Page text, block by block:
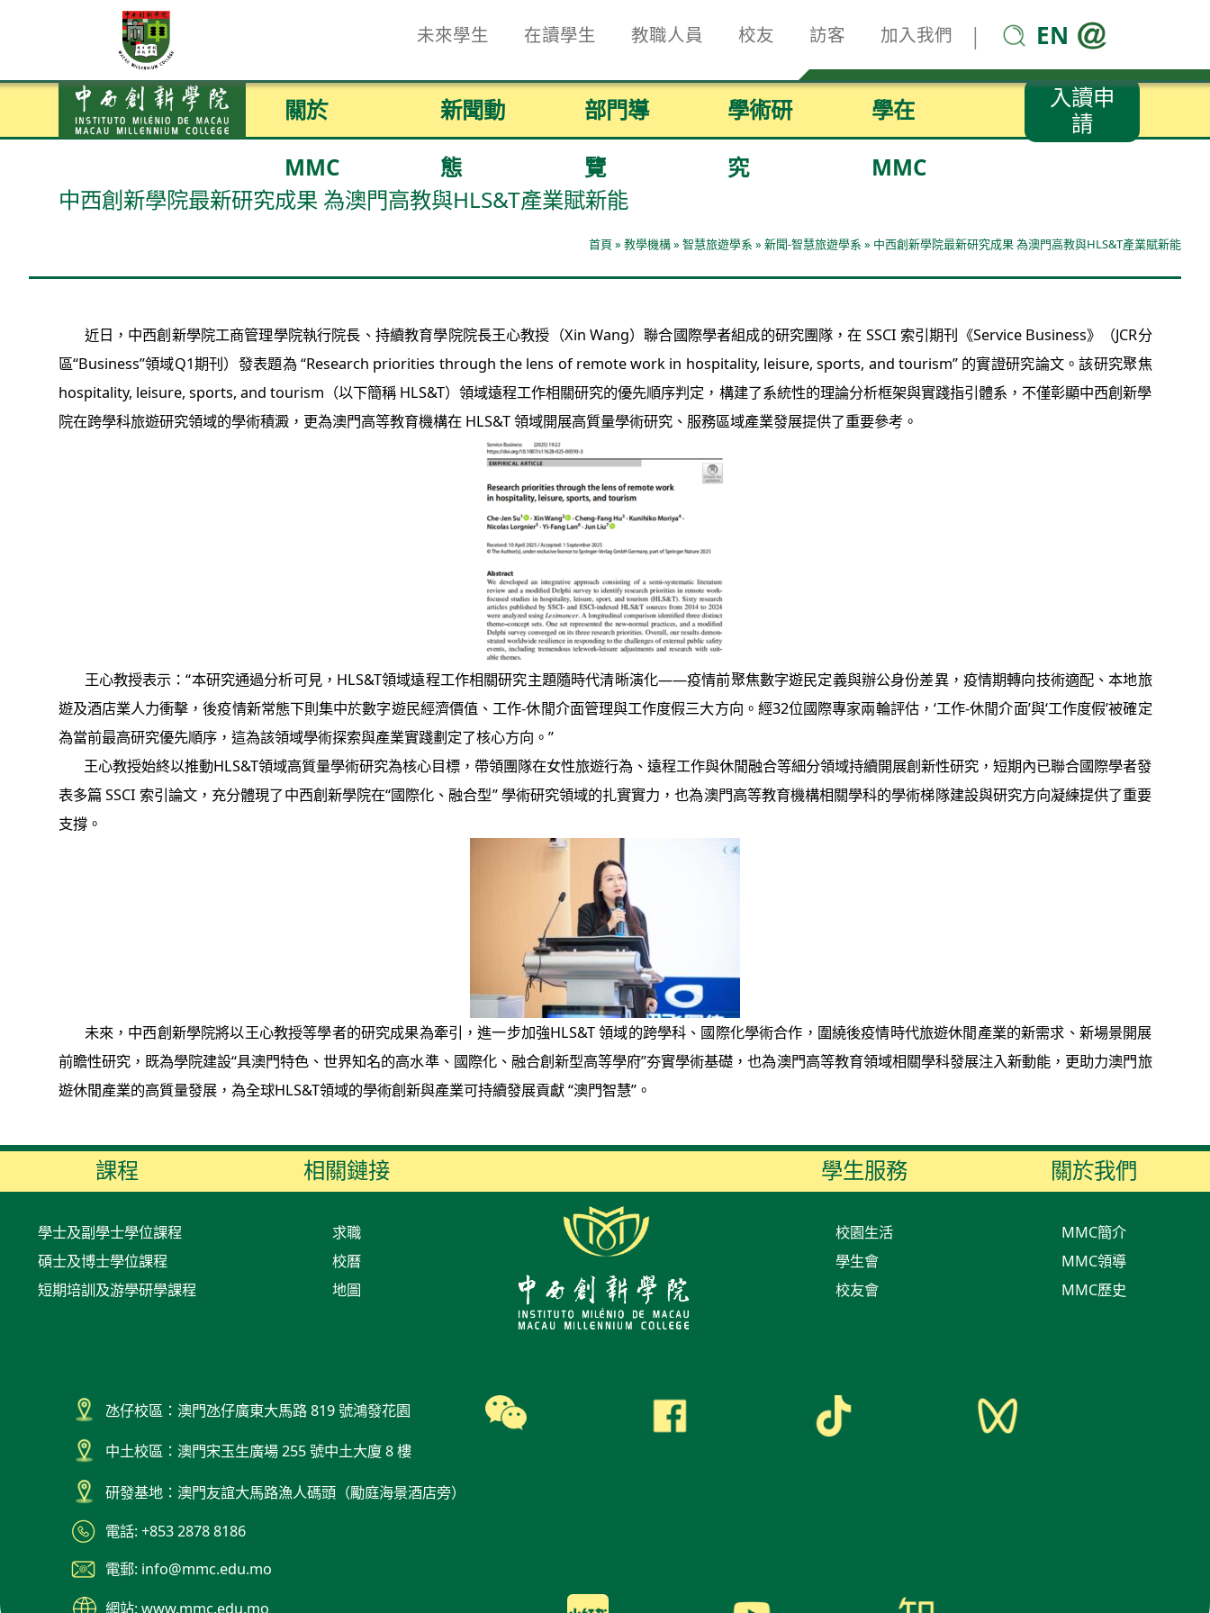
未來學生 在讀學生 教職人員 校友 訪客 加入我們 | EN
關於
MMC
新聞動
態
部門導
覽
學術研
究
學在
MMC
入讀申
請
中西創新學院最新研究成果 為澳門高教與HLS&T產業賦新能
首頁 » 教學機構» 智慧旅遊學系 » 新聞-智慧旅遊學系 » 中西創新學院最新研究成果 為澳門高教與HLS&T產業賦新能
近日，中西創新學院工商管理學院執行院長、持續教育學院院長王心教授（Xin Wang）聯合國際學者組成的研究團隊，在 SSCI 索引期刊《Service Business》（JCR分
區“Business”領域Q1期刊）發表題為 “Research priorities through the lens of remote work in hospitality, leisure, sports, and tourism” 的實證研究論文。該研究聚焦
hospitality, leisure, sports, and tourism（以下簡稱 HLS&T）領域遠程工作相關研究的優先順序判定，構建了系統性的理論分析框架與實踐指引體系，不僅彰顯中西創新學
院在跨學科旅遊研究領域的學術積澱，更為澳門高等教育機構在 HLS&T 領域開展高質量學術研究、服務區域產業發展提供了重要參考。
王心教授表示：“本研究通過分析可見，HLS&T領域遠程工作相關研究主題隨時代清晰演化——疫情前聚焦數字遊民定義與辦公身份差異，疫情期轉向技術適配、本地旅
遊及酒店業人力衝擊，後疫情新常態下則集中於數字遊民經濟價值、工作-休閒介面管理與工作度假三大方向。經32位國際專家兩輪評估，‘工作-休閒介面’與‘工作度假’被確定
為當前最高研究優先順序，這為該領域學術探索與產業實踐劃定了核心方向。”
王心教授始終以推動HLS&T領域高質量學術研究為核心目標，帶領團隊在女性旅遊行為、遠程工作與休閒融合等細分領域持續開展創新性研究，短期內已聯合國際學者發
表多篇 SSCI 索引論文，充分體現了中西創新學院在“國際化、融合型” 學術研究領域的扎實實力，也為澳門高等教育機構相關學科的學術梯隊建設與研究方向凝練提供了重要
支撐。
未來，中西創新學院將以王心教授等學者的研究成果為牽引，進一步加強HLS&T 領域的跨學科、國際化學術合作，圍繞後疫情時代旅遊休閒產業的新需求、新場景開展
前瞻性研究，既為學院建設“具澳門特色、世界知名的高水準、國際化、融合創新型高等學府”夯實學術基礎，也為澳門高等教育領域相關學科發展注入新動能，更助力澳門旅
遊休閒產業的高質量發展，為全球HLS&T領域的學術創新與產業可持續發展貢獻 “澳門智慧”。
課程
學士及副學士學位課程
碩士及博士學位課程
短期培訓及游學研學課程
相關鏈接
求職
校曆
地圖
學生服務
校園生活
學生會
校友會
關於我們
MMC簡介
MMC領導
MMC歷史
氹仔校區：澳門氹仔廣東大馬路 819 號鴻發花園
中土校區：澳門宋玉生廣場 255 號中土大廈 8 樓
研發基地：澳門友誼大馬路漁人碼頭（勵庭海景酒店旁）
電話: +853 2878 8186
電郵: info@mmc.edu.mo
網站: www.mmc.edu.mo